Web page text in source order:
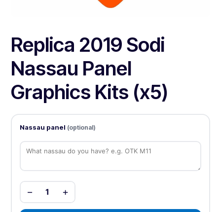
Replica 2019 Sodi
Nassau Panel
Graphics Kits (x5)
Nassau panel (optional)
− 1 +